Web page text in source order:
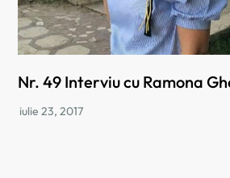
Nr. 49 Interviu cu Ramona